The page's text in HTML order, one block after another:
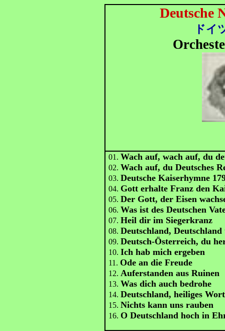
Deutsche
ドイ
01.Wach auf, wach auf, du
02.Wach auf, du Deutsches
03.Deutsche Kaiserhymne
04. Gott erhalte Franz den
05.Der Gott, der Eisen
06.Was ist des Deutschen
07.Heil dir im Siegerkranz
08.Deutschland, Deutschland
09.Deutsch-Österreich, du
10.Ich hab mich ergeben
11.Ode an die Freude
12. Auferstanden aus Ruinen
13.Was dich auch bedrohe
14.Deutschland, heiliges Wort
15.Nichts kann uns rauben
16.O Deutschland hoch in